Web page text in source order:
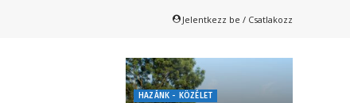
Jelentkezz be / Csatlakozz
HAZÁNK - KÖZÉLET